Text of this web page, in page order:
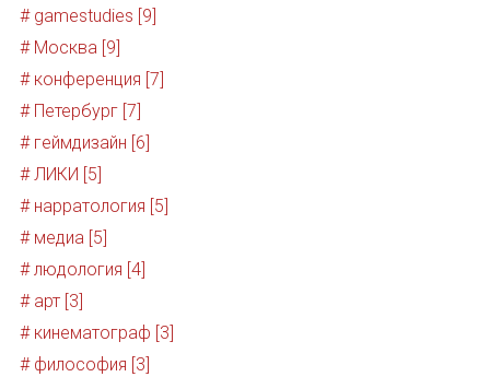
# gamestudies [9]
# Москва [9]
# конференция [7]
# Петербург [7]
# геймдизайн [6]
# ЛИКИ [5]
# нарратология [5]
# медиа [5]
# людология [4]
# арт [3]
# кинематограф [3]
# философия [3]